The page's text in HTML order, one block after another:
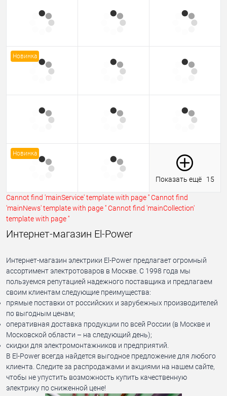
Новинка
Новинка
Показать ещё 15
Cannot find 'mainService' template with page ''Cannot find
'mainNews' template with page ''Cannot find 'mainCollection'
template with page ''
Интернет-магазин El-Power
Интернет-магазин электрики El-Power предлагает огромный
ассортимент электротоваров в Москве. С 1998 года мы
пользуемся репутацией надежного поставщика и предлагаем
своим клиентам следующие преимущества:
прямые поставки от российских и зарубежных производителей
по выгодным ценам;
оперативная доставка продукции по всей России (в Москве и
Московской области – на следующий день);
скидки для электромонтажников и предприятий.
В El-Power всегда найдется выгодное предложение для любого
клиента. Следите за распродажами и акциями на нашем сайте,
чтобы не упустить возможность купить качественную
электрику по сниженной цене!